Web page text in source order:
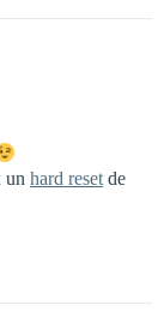
un hard reset de